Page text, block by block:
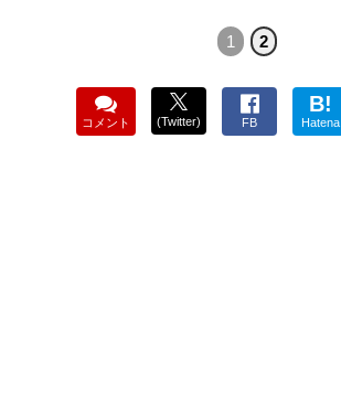
1 2
コメント (Twitter) FB
B!
Hatena